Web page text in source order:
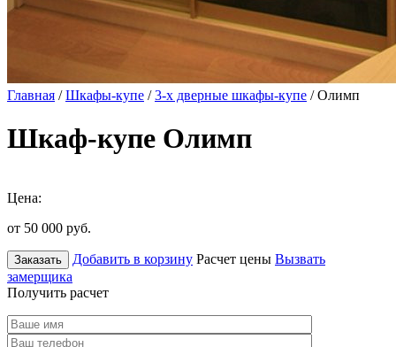
Главная /Шкафы-купе /3-х дверные шкафы-купе / Олимп
Шкаф-купе Олимп
Цена:
от 50 000 руб.
Заказать Добавить в корзину Расчет цены Вызвать
замерщика
Получить расчет